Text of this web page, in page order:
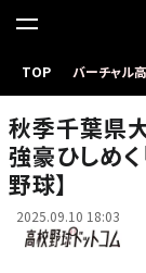
TOP バーチャル
夏の千葉を制した市船橋
秋季千葉県
強豪ひしめ
野球】
2025.09.10 18:03